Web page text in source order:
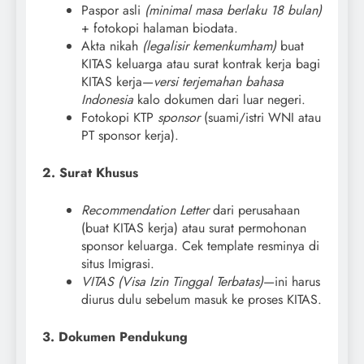
Paspor asli (minimal masa berlaku 18 bulan)
+ fotokopi halaman biodata.
Akta nikah (legalisir kemenkumham)buat
KITAS keluarga atau surat kontrak kerja bagi
KITAS kerja—versi terjemahan bahasa
Indonesia kalo dokumen dari luar negeri.
Fotokopi KTP sponsor(suami/istri WNI atau
PT sponsor kerja).
2. Surat Khusus
Recommendation Letterdari perusahaan
(buat KITAS kerja) atau surat permohonan
sponsor keluarga. Cek template resminya di
situs Imigrasi.
VITAS (Visa Izin Tinggal Terbatas)—ini harus
diurus dulu sebelum masuk ke proses KITAS.
3. Dokumen Pendukung